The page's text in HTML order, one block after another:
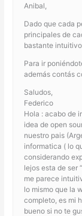
Anibal,
Dado que cada
principales de
bastante
Para ir
además contás
Saludos,
Federico
Hola : acabo de
idea de open
nuestro pais
informatica ( lo
considerando
lejos esta de ser
me parece
lo mismo que la
completo, es mi
bueno si no te